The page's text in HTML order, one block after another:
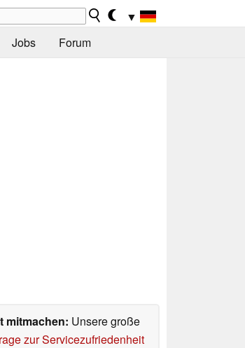
▼
Jobs Forum
mitmachen: Unsere große
zur Servicezufriedenheit